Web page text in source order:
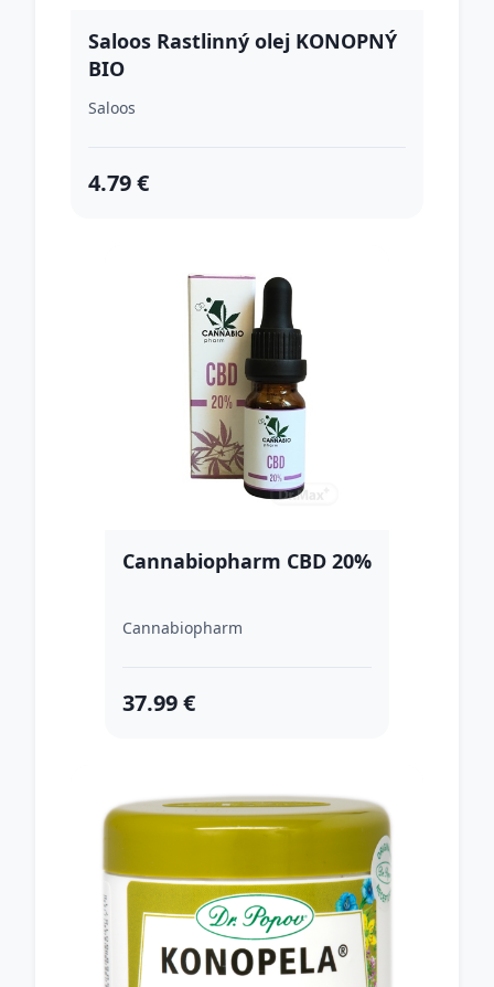
Saloos Rastlinný olej KONOPNÝ
BIO
Saloos
4.79 €
Cannabiopharm CBD 20%
Cannabiopharm
37.99 €